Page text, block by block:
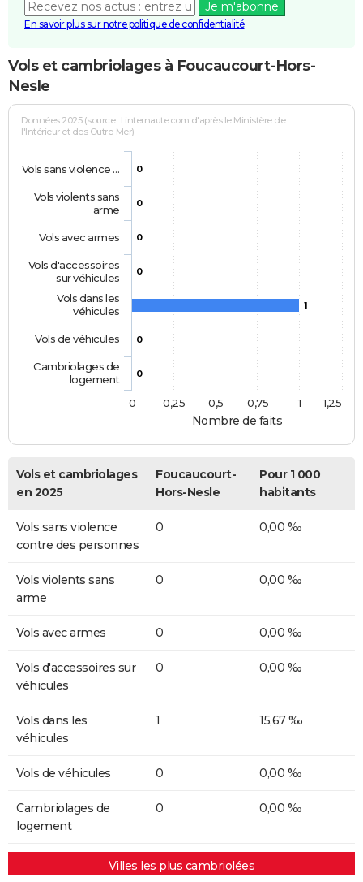
Je m'abonne
En savoir plus sur notre politique de confidentialité
Vols et cambriolages à Foucaucourt-Hors-
Nesle
Nombre de faits
Données 2025 (source : Linternaute.com d'après le Ministère de
l'Intérieur et des Outre-Mer)
0
0
0
0
1
0
0
Vols sans violence …
Vols violents sans
arme
Vols avec armes
Vols d'accessoires
sur véhicules
Vols dans les
véhicules
Vols de véhicules
Cambriolages de
logement
0
1
0,25 0,5 0,75 1,25
Vols et cambriolages
en 2025
Foucaucourt-
Hors-Nesle
Pour 1 000
habitants
Vols sans violence
contre des personnes
0 0,00 ‰
Vols violents sans
arme
0 0,00 ‰
Vols avec armes 0 0,00 ‰
Vols d'accessoires sur
véhicules
0 0,00 ‰
Vols dans les
véhicules
1 15,67 ‰
Vols de véhicules 0 0,00 ‰
Cambriolages de
logement
0 0,00 ‰
Villes les plus cambriolées